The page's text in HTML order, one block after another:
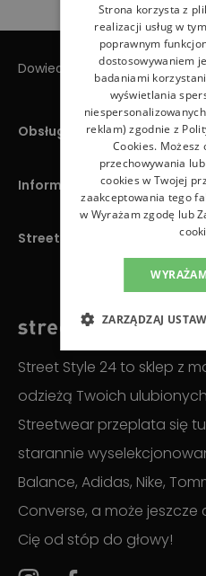
Dowiedz się o nowościach
Obsługa klienta
Informacje
StreetStyle24
Street Style 24 to sklep z
odzieżą Twoich
Streetwear przeplata się
starannie
Balance, Adidas, Nike,
Converse, a może
Cię od stóp do głowy!
Strona korzysta z
realizacji usług w
poprawnym
dostosowywaniem
badaniami
wyświetlania
reklam) zgodnie z
Cookies. Możesz
przechowywania
cookies w Twojej
zaakceptowania tego
w Wyrażam zgodę lub
ZARZĄDZAJ